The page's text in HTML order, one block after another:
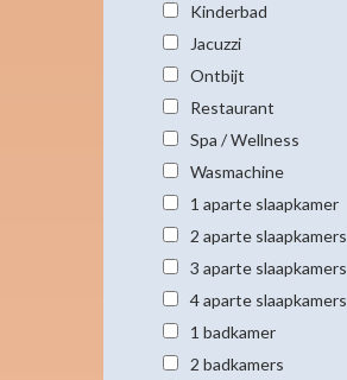
Kinderbad
Jacuzzi
Ontbijt
Restaurant
Spa / Wellness
Wasmachine
1 aparte slaapkamer
2 aparte slaapkamers
3 aparte slaapkamers
4 aparte slaapkamers
1 badkamer
2 badkamers